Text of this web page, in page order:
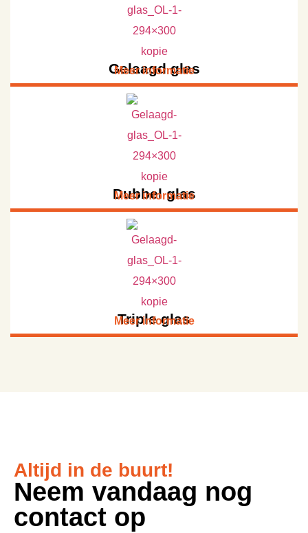
Gelaagd glas
Meer informatie
Dubbel glas
Meer informatie
Triple glas
Meer informatie
Altijd in de buurt!
Neem vandaag nog
contact op